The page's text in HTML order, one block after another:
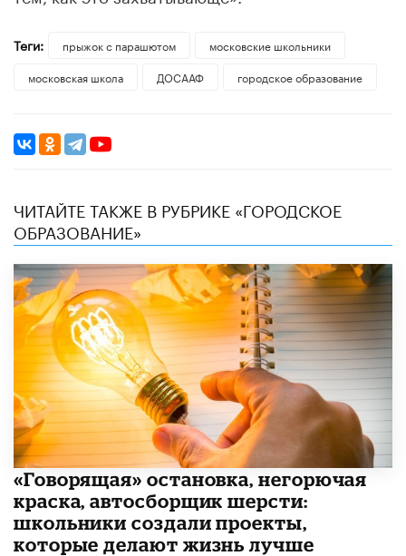
Теги: прыжок с парашютом
московские школьники
московская школа
ДОСААФ городское образование
ЧИТАЙТЕ ТАКЖЕ В РУБРИКЕ «ГОРОДСКОЕ
ОБРАЗОВАНИЕ»
​«Говорящая» остановка, негорючая
краска, автосборщик шерсти:
школьники создали проекты,
которые делают жизнь лучше